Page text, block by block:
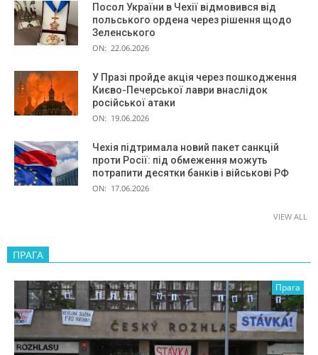
Посол України в Чехії відмовився від
польського ордена через рішення щодо
Зеленського
ON: 22.06.2026
У Празі пройде акція через пошкодження
Києво-Печерської лаври внаслідок
російської атаки
ON: 19.06.2026
Чехія підтримала новий пакет санкцій
проти Росії: під обмеження можуть
потрапити десятки банків і військові РФ
ON: 17.06.2026
VIEW ALL
ПРАГА
Прага